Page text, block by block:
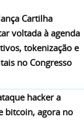
Cartilha
voltada à agenda
tokenização e
no Congresso
hacker a
bitcoin, agora no